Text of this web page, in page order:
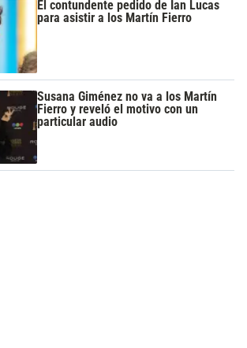
El contundente pedido de Ian Lucas
para asistir a los Martín Fierro
Susana Giménez no va a los Martín
Fierro y reveló el motivo con un
particular audio